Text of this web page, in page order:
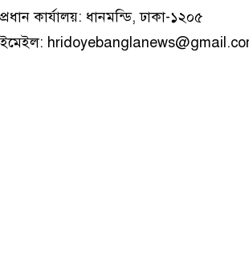
প্রধান কার্যালয়: ধানমন্ডি, ঢাকা-১২০৫
ইমেইল: